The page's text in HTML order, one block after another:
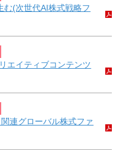
む(次世代AI株式戦略フ
エイティブコンテンツ
連グローバル株式ファ